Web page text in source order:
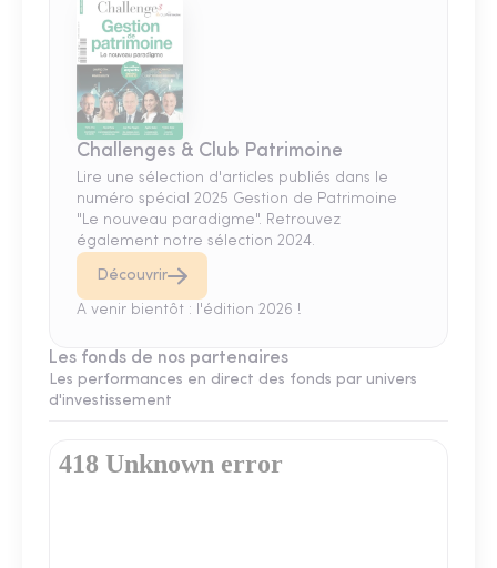
Challenges & Club Patrimoine
Lire une sélection d'articles publiés dans le
numéro spécial 2025 Gestion de Patrimoine
"Le nouveau paradigme". Retrouvez
également notre sélection 2024.
Découvrir
A venir bientôt : l'édition 2026 !
Les fonds de nos partenaires
Les performances en direct des fonds par univers
d'investissement